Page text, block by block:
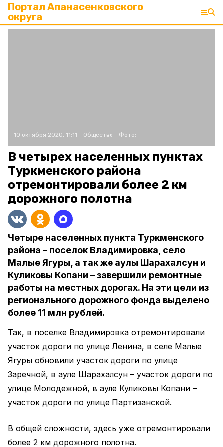
Портал Апанасенковского
округа
10 октября 2020, 11:11 Общество Фото:
В четырех населенных пунктах
Туркменского района
отремонтировали более 2 км
дорожного полотна
Четыре населенных пункта Туркменского
района – поселок Владимировка, село
Малые Ягуры, а так же аулы Шарахалсун и
Куликовы Копани – завершили ремонтные
работы на местных дорогах. На эти цели из
регионального дорожного фонда выделено
более 11 млн рублей.
Так, в поселке Владимировка отремонтировали
участок дороги по улице Ленина, в селе Малые
Ягуры обновили участок дороги по улице
Заречной, в ауле Шарахалсун – участок дороги по
улице Молодежной, в ауле Куликовы Копани –
участок дороги по улице Партизанской.
В общей сложности, здесь уже отремонтировали
более 2 км дорожного полотна.